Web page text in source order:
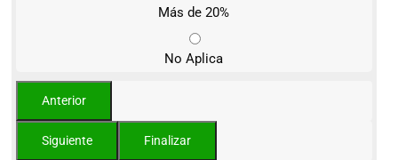
Más de 20%
No Aplica